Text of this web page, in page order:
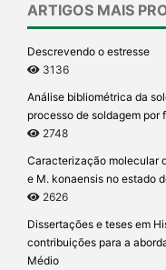
ARTIGOS MAIS
Descrevendo o estresse
3136
Análise bibliométrica da
processo de soldagem por
2748
Caracterização molecular
e M. konaensis no estado
2626
Dissertações e teses em
contribuições para a
Médio